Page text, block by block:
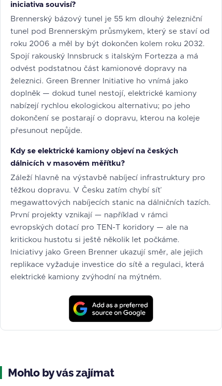
iniciativa souvisí?
Brennerský bázový tunel je 55 km dlouhý železniční
tunel pod Brennerským průsmykem, který se staví od
roku 2006 a měl by být dokončen kolem roku 2032.
Spojí rakouský Innsbruck s italským Fortezza a má
odvést podstatnou část kamionové dopravy na
železnici. Green Brenner Initiative ho vnímá jako
doplněk — dokud tunel nestojí, elektrické kamiony
nabízejí rychlou ekologickou alternativu; po jeho
dokončení se postarají o dopravu, kterou na koleje
přesunout nepůjde.
Kdy se elektrické kamiony objeví na českých
dálnicích v masovém měřítku?
Záleží hlavně na výstavbě nabíjecí infrastruktury pro
těžkou dopravu. V Česku zatím chybí síť
megawattových nabíjecích stanic na dálničních tazích.
První projekty vznikají — například v rámci
evropských dotací pro TEN-T koridory — ale na
kritickou hustotu si ještě několik let počkáme.
Iniciativy jako Green Brenner ukazují směr, ale jejich
replikace vyžaduje investice do sítě a regulaci, která
elektrické kamiony zvýhodní na mýtném.
Mohlo by vás zajímat